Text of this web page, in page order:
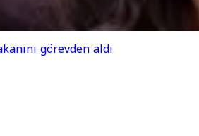
görevden aldı